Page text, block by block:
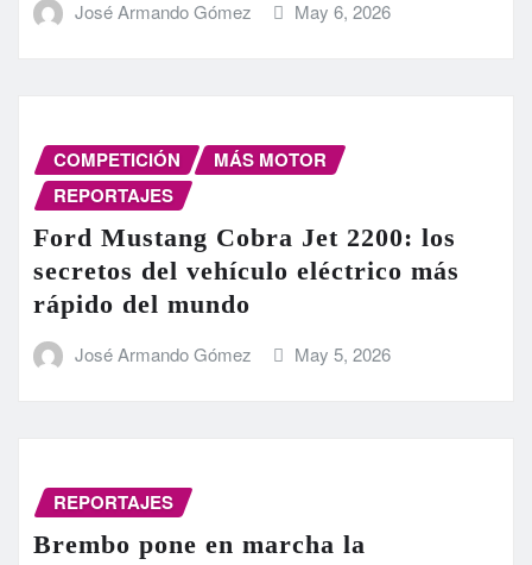
José Armando Gómez May 6, 2026
COMPETICIÓN
MÁS MOTOR
REPORTAJES
Ford Mustang Cobra Jet 2200: los
secretos del vehículo eléctrico más
rápido del mundo
José Armando Gómez May 5, 2026
REPORTAJES
Brembo pone en marcha la